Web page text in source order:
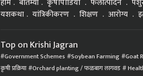
यशकथा
यांत्रिकीकरण शिक्षण आरोग्य
Top on Krishi Jagran
Government Schemes Soybean Farming Goat
कृषी प्रक्रिया
Orchard planting / फळबाग लागवड